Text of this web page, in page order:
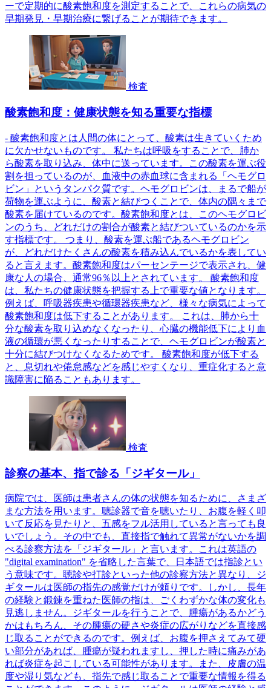
ーで定期的に酸素飽和度を測定することで、これらの病気の
早期発見・早期治療に繋げることが期待できます。
検査
酸素飽和度：健康状態を知る重要な指標
- 酸素飽和度とは人間の体にとって、酸素は生きていくため
に欠かせないものです。 私たちは呼吸をすることで、肺か
ら酸素を取り込み、体中に送っています。この酸素を運ぶ役
割を担っているのが、血液中の赤血球に含まれる「ヘモグロ
ビン」というタンパク質です。ヘモグロビンは、まるで船が
荷物を運ぶように、酸素と結びつくことで、体内の隅々まで
酸素を届けているのです。酸素飽和度とは、このヘモグロビ
ンのうち、どれだけの割合が酸素と結びついているのかを示
す指標です。 つまり、酸素を運ぶ船であるヘモグロビン
が、どれだけたくさんの酸素を積み込んでいるかを表してい
ると言えます。酸素飽和度はパーセンテージで表示され、健
康な人の場合、通常96％以上とされています。 酸素飽和度
は、私たちの健康状態を把握する上で重要な値となります。
例えば、呼吸器疾患や循環器疾患など、様々な病気によって
酸素飽和度は低下することがあります。 これは、肺から十
分な酸素を取り込めなくなったり、心臓の機能低下により血
液の循環が悪くなったりすることで、ヘモグロビンが酸素と
十分に結びつけなくなるためです。 酸素飽和度が低下する
と、息切れや倦怠感などを感じやすくなり、重症化すると意
識障害に陥ることもあります。
検査
診察の基本、指で診る「ジギタール」
病院では、医師は患者さんの体の状態を知るために、さまざ
まな方法を用います。聴診器で音を聴いたり、お腹を軽く叩
いて反応を見たりと、五感をフル活用していると言っても良
いでしょう。その中でも、直接指で触れて異常がないかを調
べる診察方法を「ジギタール」と言います。これは英語の
"digital examination" を省略した言葉で、日本語では指診とい
う意味です。聴診や打診といった他の診察方法と異なり、ジ
ギタールは医師の指先の感覚だけが頼りです。しかし、長年
の経験と鍛錬を重ねた医師の指は、ごくわずかな体の変化も
見逃しません。ジギタールを行うことで、腫瘍があるかどう
かはもちろん、その腫瘍の硬さや炎症の広がりなどを直接感
じ取ることができるのです。例えば、お腹を押さえてみて硬
い部分があれば、腫瘍が疑われますし、押した時に痛みがあ
れば炎症を起こしている可能性があります。また、皮膚の温
度や湿り気なども、指先で感じ取ることで重要な情報を得る